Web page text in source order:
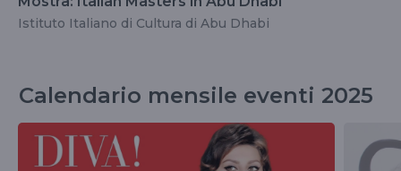
Istituto Italiano di Cultura di Abu Dhabi
Calendario mensile eventi 2025